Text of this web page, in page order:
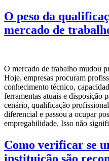
O peso da
mercado de
O mercado de trabalho mudou
Hoje, empresas procuram
conhecimento técnico,
ferramentas atuais e disposição
cenário, qualificação
diferencial e passou a ocupar
empregabilidade. Isso não
Como verificar se